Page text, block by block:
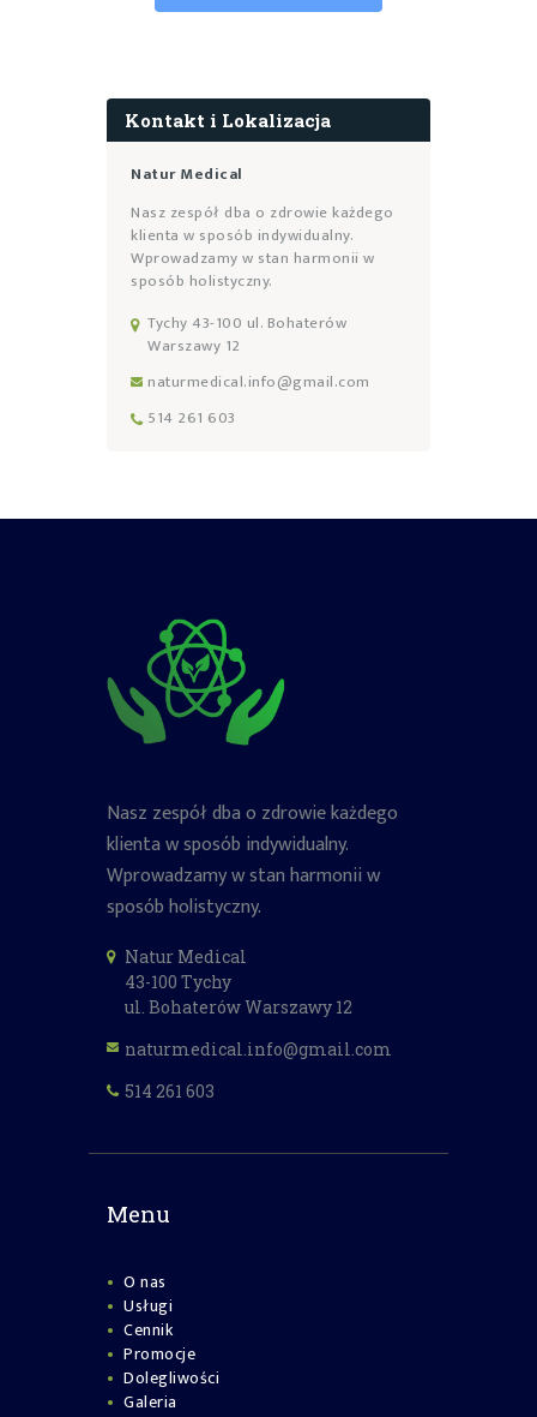
Kontakt i Lokalizacja
Natur Medical
Nasz zespół dba o zdrowie każdego
klienta w sposób indywidualny.
Wprowadzamy w stan harmonii w
sposób holistyczny.
Tychy 43-100 ul. Bohaterów
Warszawy 12
naturmedical.info@gmail.com
514 261 603
Nasz zespół dba o zdrowie każdego
klienta w sposób indywidualny.
Wprowadzamy w stan harmonii w
sposób holistyczny.
Natur Medical
43-100 Tychy
ul. Bohaterów Warszawy 12
naturmedical.info@gmail.com
514 261 603
Menu
O nas
Usługi
Cennik
Promocje
Dolegliwości
Galeria